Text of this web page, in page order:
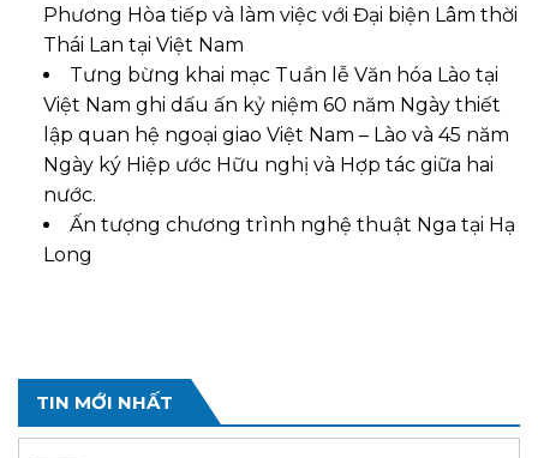
Phương Hòa tiếp và làm việc với Đại biện Lâm thời
Thái Lan tại Việt Nam
Tưng bừng khai mạc Tuần lễ Văn hóa Lào tại
Việt Nam ghi dấu ấn kỷ niệm 60 năm Ngày thiết
lập quan hệ ngoại giao Việt Nam – Lào và 45 năm
Ngày ký Hiệp ước Hữu nghị và Hợp tác giữa hai
nước.
Ấn tượng chương trình nghệ thuật Nga tại Hạ
Long
TIN MỚI NHẤT